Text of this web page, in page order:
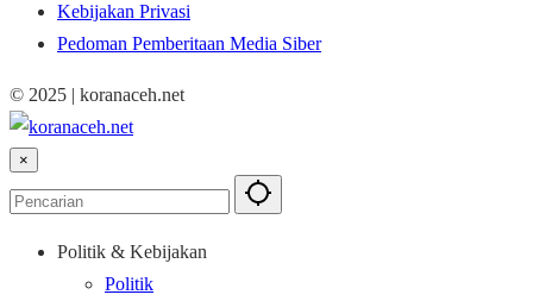
Kebijakan Privasi
Pedoman Pemberitaan Media Siber
© 2025 | koranaceh.net
×
Politik & Kebijakan
Politik